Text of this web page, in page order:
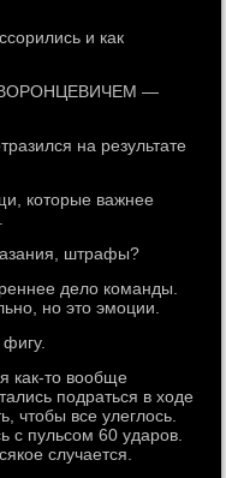
и как
—
на результате
которые важнее
штрафы?
дело команды.
но это эмоции.
как-то вообще
подраться в ходе
чтобы все улеглось.
с пульсом 60 ударов.
случается.